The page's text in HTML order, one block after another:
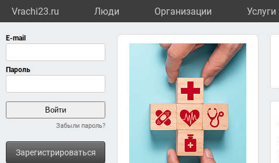
Vrachi23.ru Люди Организации Услуги
Забыли пароль?
Зарегистрироваться